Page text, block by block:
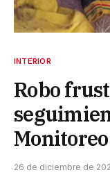
INTERIOR
Robo
26 de diciembre de